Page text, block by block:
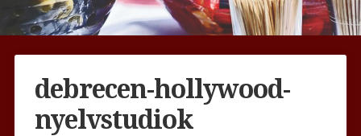
debrecen-hollywood-
nyelvstudiok